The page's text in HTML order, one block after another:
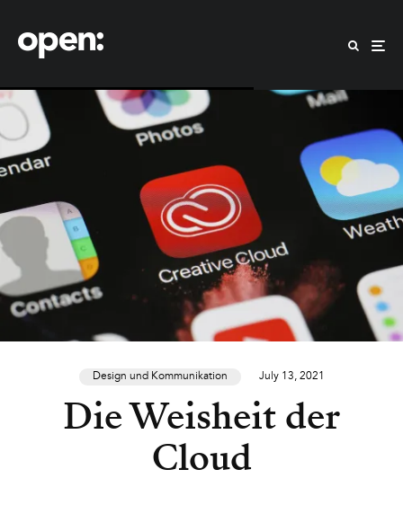
Design und Kommunikation July 13, 2021
Die Weisheit der
Cloud